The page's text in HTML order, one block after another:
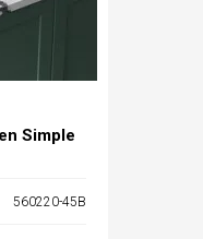
Simple
560220-45B